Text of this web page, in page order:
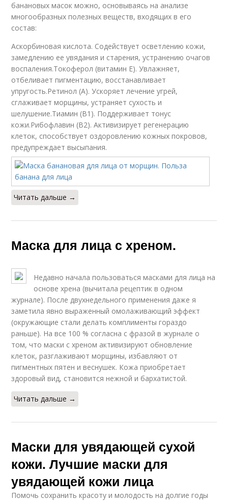
банановых масок можно, основываясь на анализе
многообразных полезных веществ, входящих в его
состав:
Аскорбиновая кислота. Содействует осветлению кожи,
замедлению ее увядания и старения, устранению очагов
воспаления.Токоферол (витамин Е). Увлажняет,
отбеливает пигментацию, восстанавливает
упругость.Ретинол (А). Ускоряет лечение угрей,
сглаживает морщины, устраняет сухость и
шелушение.Тиамин (В1). Поддерживает тонус
кожи.Рибофлавин (В2). Активизирует регенерацию
клеток, способствует оздоровлению кожных покровов,
предупреждает высыпания.
Читать дальше →
Маска для лица с хреном.
Недавно начала пользоваться масками для лица на
основе хрена (вычитала рецептик в одном
журнале). После двухнедельного применения даже я
заметила явно выраженный омолаживающий эффект
(окружающие стали делать комплименты гораздо
раньше). На все 100 % согласна с фразой в журнале о
том, что маски с хреном активизируют обновление
клеток, разглаживают морщины, избавляют от
пигментных пятен и веснушек. Кожа приобретает
здоровый вид, становится нежной и бархатистой.
Читать дальше →
Маски для увядающей сухой
кожи. Лучшие маски для
увядающей кожи лица
Помочь сохранить красоту и молодость на долгие годы